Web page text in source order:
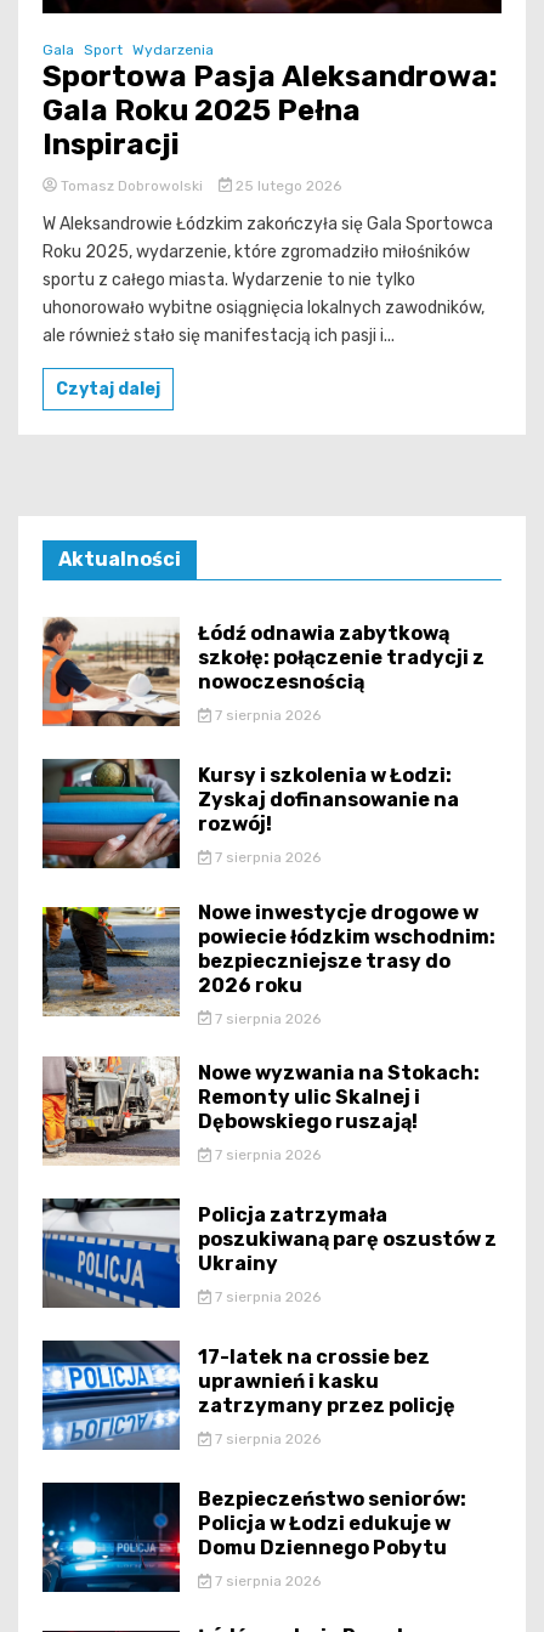
Gala Sport Wydarzenia
Sportowa Pasja Aleksandrowa:
Gala Roku 2025 Pełna
Inspiracji
Tomasz Dobrowolski 25 lutego 2026
W Aleksandrowie Łódzkim zakończyła się Gala Sportowca
Roku 2025, wydarzenie, które zgromadziło miłośników
sportu z całego miasta. Wydarzenie to nie tylko
uhonorowało wybitne osiągnięcia lokalnych zawodników,
ale również stało się manifestacją ich pasji i...
Czytaj dalej
Aktualności
Łódź odnawia zabytkową
szkołę: połączenie tradycji z
nowoczesnością
7 sierpnia 2026
Kursy i szkolenia w Łodzi:
Zyskaj dofinansowanie na
rozwój!
7 sierpnia 2026
Nowe inwestycje drogowe w
powiecie łódzkim wschodnim:
bezpieczniejsze trasy do
2026 roku
7 sierpnia 2026
Nowe wyzwania na Stokach:
Remonty ulic Skalnej i
Dębowskiego ruszają!
7 sierpnia 2026
Policja zatrzymała
poszukiwaną parę oszustów z
Ukrainy
7 sierpnia 2026
17-latek na crossie bez
uprawnień i kasku
zatrzymany przez policję
7 sierpnia 2026
Bezpieczeństwo seniorów:
Policja w Łodzi edukuje w
Domu Dziennego Pobytu
7 sierpnia 2026